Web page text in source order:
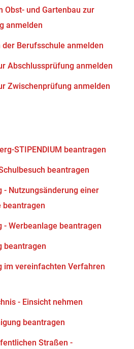
Obst- und Gartenbau zur
anmelden
Berufsschule anmelden
Abschlussprüfung anmelden
Zwischenprüfung anmelden
STIPENDIUM beantragen
beantragen
- Nutzungsänderung einer
beantragen
- Werbeanlage beantragen
beantragen
im vereinfachten Verfahren
- Einsicht nehmen
beantragen
Straßen -